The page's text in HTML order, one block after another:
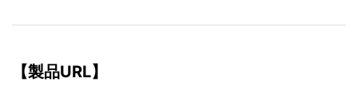
【製品URL】